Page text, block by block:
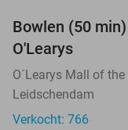
Bowlen (50
O'Learys
O´Learys Mall of
Leidschendam
Verkocht: 766